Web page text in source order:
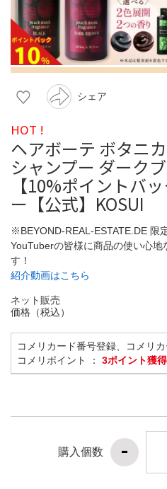
シェア
HOT !
ヘアボーテ ボタニ
シャンプー ダーク
【10%ポイントバ
ー【公式】KOSUI
※BEYOND-REAL-ESTATE.DE 限
YouTuberの皆様に商品の使い心地
す！
紹介動画はこちら
ネット販売
価格（税込）
コメリカード番号登録、コメリ
コメリポイント ： 3ポイント獲得
購入個数